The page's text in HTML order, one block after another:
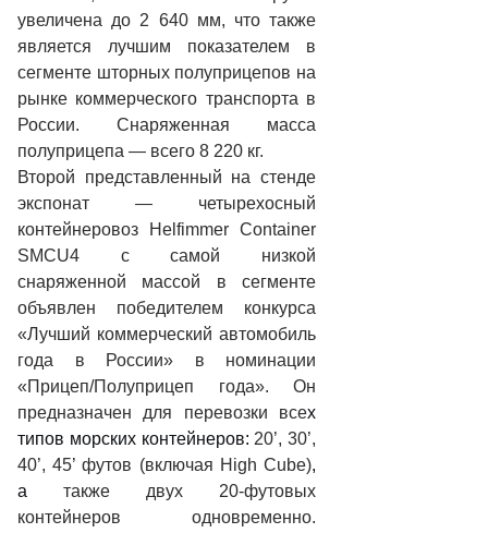
увеличена до 2 640 мм, что также
является лучшим показателем в
сегменте шторных полуприцепов на
рынке коммерческого транспорта в
России. Снаряженная масса
полуприцепа — всего 8 220 кг.
Второй представленный на стенде
экспонат — четырехосный
контейнеровоз Helfimmer Container
SMCU4 с самой низкой
снаряженной массой в сегменте
объявлен победителем конкурса
«Лучший коммерческий автомобиль
года в России» в номинации
«Прицеп/Полуприцеп года». Он
предназначен для перевозки всех
типов морских контейнеров: 20’, 30’,
40’, 45’ футов (включая High Cube),
а также двух 20-футовых
контейнеров одновременно.